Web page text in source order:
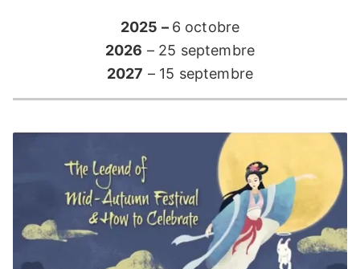
2025 – 6 octobre
2026 – 25 septembre
2027 – 15 septembre